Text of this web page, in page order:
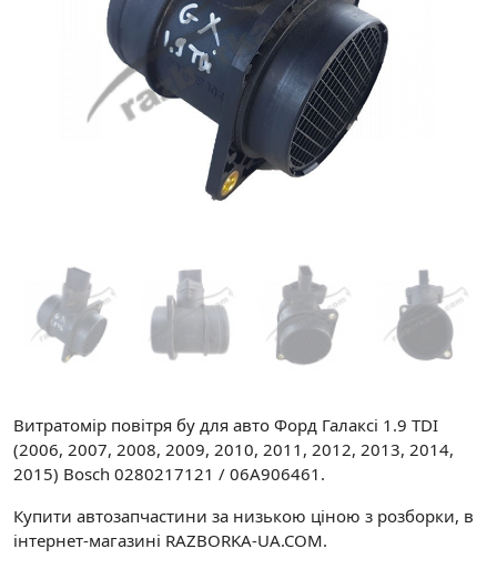
Витратомір повітря бу для авто Форд Галаксі 1.9 TDI
(2006, 2007, 2008, 2009, 2010, 2011, 2012, 2013, 2014,
2015) Bosch 0280217121 / 06A906461.
Купити автозапчастини за низькою ціною з розборки, в
інтернет-магазині RAZBORKA-UA.COM.